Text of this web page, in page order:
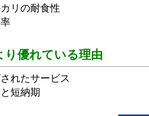
リの耐食性
り優れている理由
れたサービス
短納期